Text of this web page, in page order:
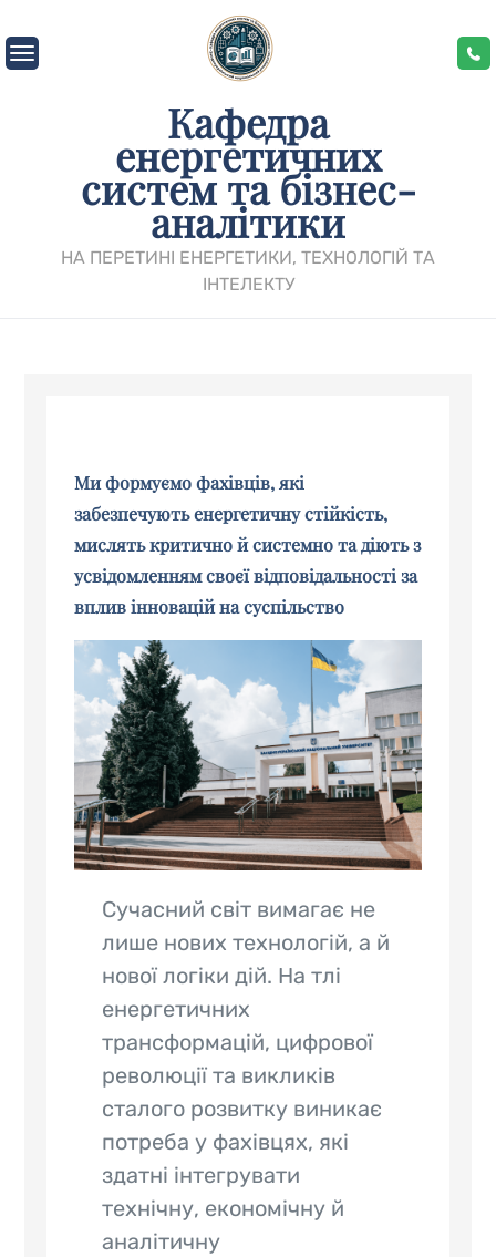
to
content
Кафедра
енергетичних
систем та бізнес-
аналітики
НА ПЕРЕТИНІ ЕНЕРГЕТИКИ, ТЕХНОЛОГІЙ ТА
ІНТЕЛЕКТУ
Ми формуємо фахівців, які
забезпечують енергетичну стійкість,
мислять критично й системно та діють з
усвідомленням своєї відповідальності за
вплив інновацій на суспільство
Сучасний світ вимагає не
лише нових технологій, а й
нової логіки дій. На тлі
енергетичних
трансформацій, цифрової
революції та викликів
сталого розвитку виникає
потреба у фахівцях, які
здатні інтегрувати
технічну, економічну й
аналітичну